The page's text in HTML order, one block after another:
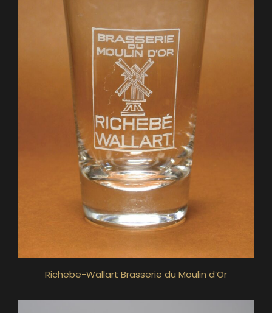
Richebe-Wallart Brasserie du Moulin d’Or